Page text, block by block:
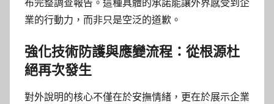
布完整調查報告。這種具體的承諾能讓外界感受到企
業的行動力，而非只是空泛的道歉。
強化技術防護與應變流程：從根源杜
絕再次發生
對外說明的核心不僅在於安撫情緒，更在於展示企業